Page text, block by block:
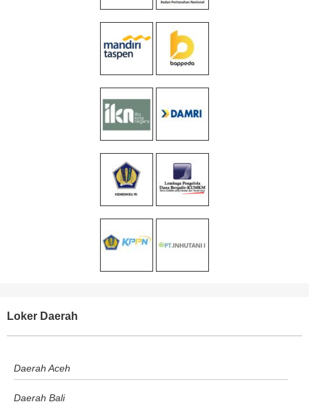
Loker Daerah
Daerah Aceh
Daerah Bali